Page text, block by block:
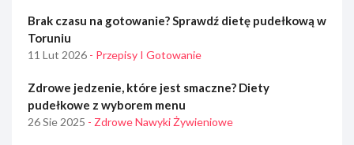
Brak czasu na gotowanie? Sprawdź dietę pudełkową w
Toruniu
11 Lut 2026 - Przepisy I Gotowanie
Zdrowe jedzenie, które jest smaczne? Diety
pudełkowe z wyborem menu
26 Sie 2025 - Zdrowe Nawyki Żywieniowe